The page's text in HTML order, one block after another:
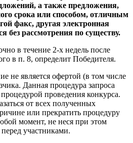
а также предложения,
срока или способом, отличным
факс, другая электронная
без рассмотрения по существу.
в течение 2-х недель после
в п. 8, определит Победителя.
не является офертой (в том числе
Данная процедура запроса
проведения конкурса.
от всех полученных
или прекратить процедуру
момент, не неся при этом
участниками.